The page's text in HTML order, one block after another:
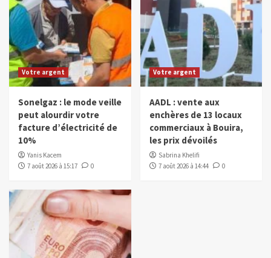
Votre argent
Sonelgaz : le mode veille
peut alourdir votre
facture d’électricité de
10%
Yanis Kacem
7 août 2026 à 15:17
0
Votre argent
AADL : vente aux
enchères de 13 locaux
commerciaux à Bouira,
les prix dévoilés
Sabrina Khelifi
7 août 2026 à 14:44
0